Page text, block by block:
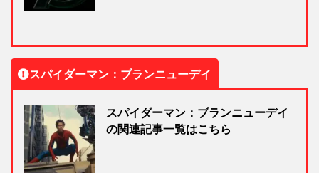
スパイダーマン：ブランニューデイ
スパイダーマン：ブランニューデイ
の関連記事一覧はこちら